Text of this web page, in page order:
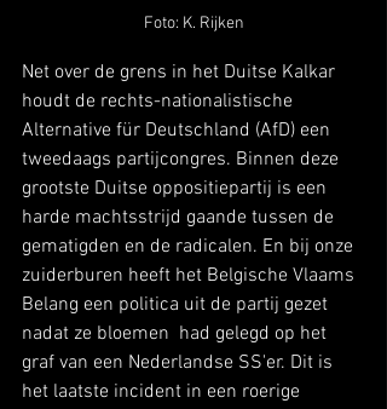
Foto: K. Rijken
Net over de grens in het Duitse Kalkar
houdt de rechts-nationalistische
Alternative für Deutschland (AfD) een
tweedaags partijcongres. Binnen deze
grootste Duitse oppositiepartij is een
harde machtsstrijd gaande tussen de
gematigden en de radicalen. En bij onze
zuiderburen heeft het Belgische Vlaams
Belang een politica uit de partij gezet
nadat ze bloemen  had gelegd op het
graf van een Nederlandse SS'er. Dit is
het laatste incident in een roerige